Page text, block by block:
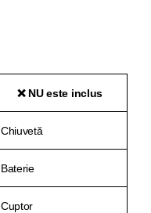
❌ NU este inclus
Chiuvetă
Baterie
Cuptor